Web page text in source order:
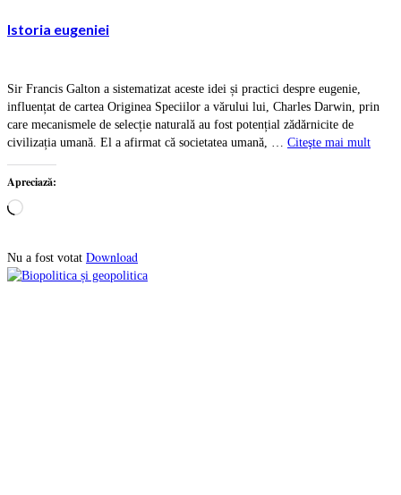
Istoria eugeniei
Sir Francis Galton a sistematizat aceste idei și practici despre eugenie,
influențat de cartea Originea Speciilor a vărului lui, Charles Darwin, prin
care mecanismele de selecție naturală au fost potențial zădărnicite de
civilizația umană. El a afirmat că societatea umană, … Citeşte mai mult
Apreciază:
Încarc...
Nu a fost votat Download